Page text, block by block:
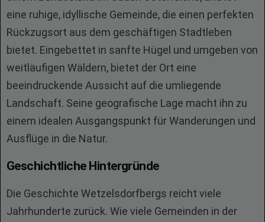
eine ruhige, idyllische Gemeinde, die einen perfekten
Rückzugsort aus dem geschäftigen Stadtleben
bietet. Eingebettet in sanfte Hügel und umgeben von
weitläufigen Wäldern, bietet der Ort eine
beeindruckende Aussicht auf die umliegende
Landschaft. Seine geografische Lage macht ihn zu
einem idealen Ausgangspunkt für Wanderungen und
Ausflüge in die Natur.
Geschichtliche Hintergründe
Die Geschichte Wetzelsdorfbergs reicht viele
Jahrhunderte zurück. Wie viele Gemeinden in der